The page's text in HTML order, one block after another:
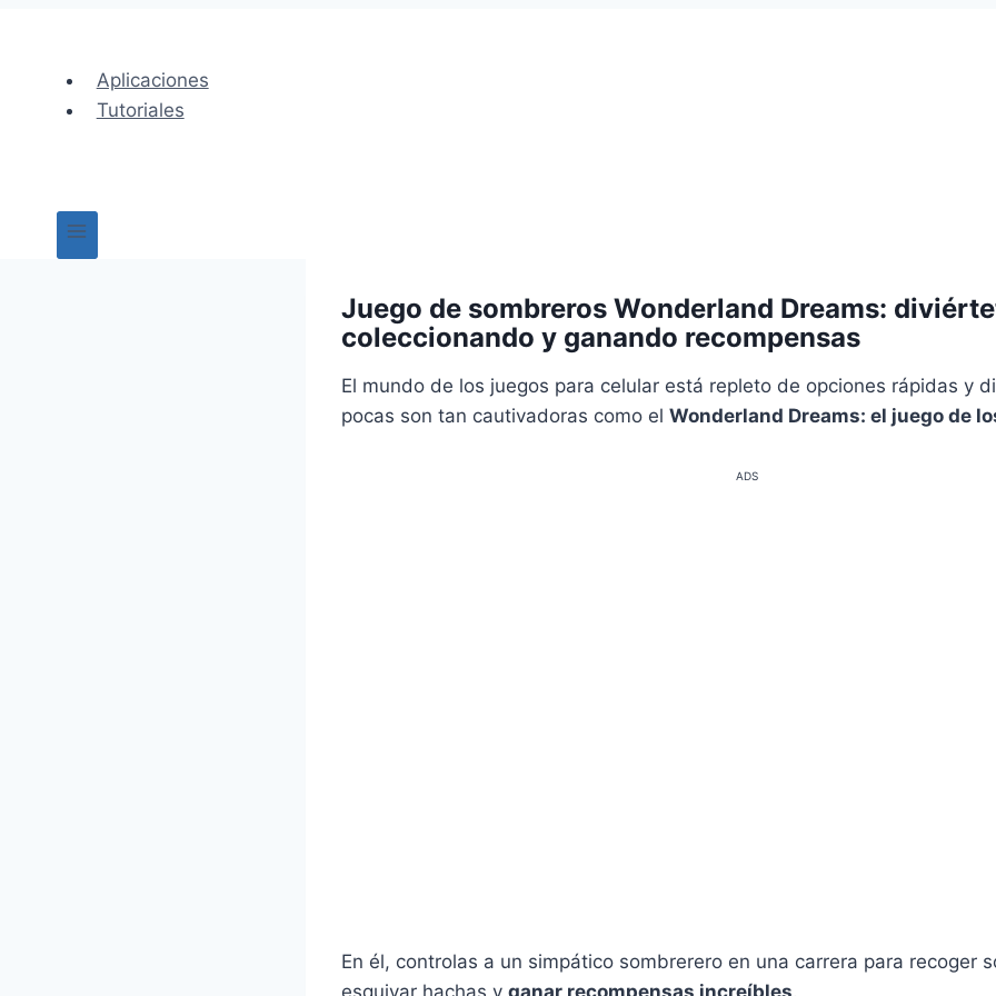
contenido
Aplicaciones
Tutoriales
Juego de sombreros Wonderland Dreams:
coleccionando y ganando recompensas
El mundo de los juegos para celular está repleto de opciones rápidas y
pocas son tan cautivadoras como el Wonderland Dreams: el juego de
ADS
En él, controlas a un simpático sombrerero en una carrera para recoger
esquivar hachas y ganar recompensas increíbles.